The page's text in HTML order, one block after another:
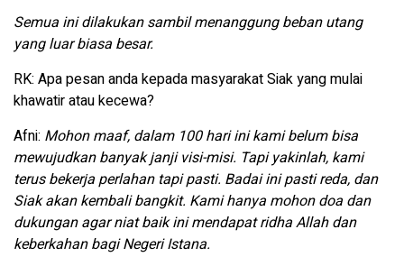
Semua ini dilakukan sambil menanggung beban utang
yang luar biasa besar.
RK: Apa pesan anda kepada masyarakat Siak yang mulai
khawatir atau kecewa?
Afni: Mohon maaf, dalam 100 hari ini kami belum bisa
mewujudkan banyak janji visi-misi. Tapi yakinlah, kami
terus bekerja perlahan tapi pasti. Badai ini pasti reda, dan
Siak akan kembali bangkit. Kami hanya mohon doa dan
dukungan agar niat baik ini mendapat ridha Allah dan
keberkahan bagi Negeri Istana.